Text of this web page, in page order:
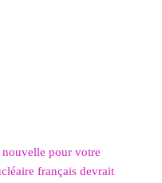
nouvelle pour votre
français devrait